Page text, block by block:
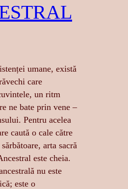
umane, există
care
un ritm
ne bate prin vene –
Pentru acelea
caută o cale către
arta sacră
este cheia.
nu este
este o